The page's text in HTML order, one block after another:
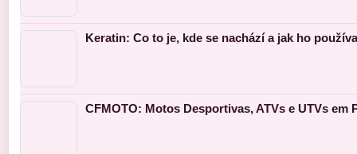
Keratin: Co to je, kde se nachází a jak ho
CFMOTO: Motos Desportivas, ATVs e UTVs em